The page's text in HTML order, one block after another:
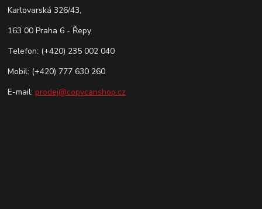
Karlovarská 326/43,
163 00 Praha 6 - Řepy
Telefon: (+420) 235 002 040
Mobil: (+420) 777 630 260
E-mail: prodej@copycanshop.cz